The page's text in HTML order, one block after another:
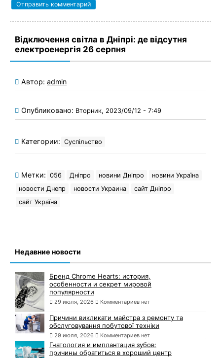
Відключення світла в Дніпрі: де відсутня
електроенергія 26 серпня
Автор: admin
Опубликовано: Вторник, 2023/09/12 - 7:49
Категории: Суспільство
Метки: 056 Дніпро новини Дніпро
новини Україна
новости Днепр
новости Украина
сайт Дніпро
сайт Україна
Недавние новости
Бренд Chrome Hearts: история,
особенности и секрет мировой
популярности
29 июля, 2026 Комментариев нет
Причини викликати майстра з ремонту та
обслуговування побутової техніки
29 июля, 2026 Комментариев нет
Гнатология и имплантация зубов:
причины обратиться в хороший центр